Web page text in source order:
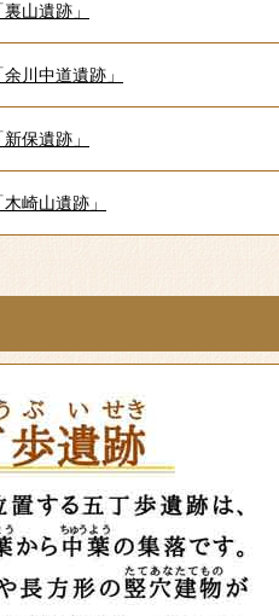
裏山遺跡」
余川中道遺跡」
新保遺跡」
木崎山遺跡」